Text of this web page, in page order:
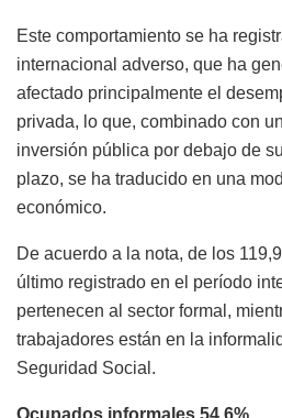
Este comportamiento se ha
internacional adverso, que ha
afectado principalmente el
privada, lo que, combinado con
inversión pública por debajo de
plazo, se ha traducido en una
económico.
De acuerdo a la nota, de los
último registrado en el período
pertenecen al sector formal,
trabajadores están en la
Seguridad Social.
Ocupados informales 54.6%